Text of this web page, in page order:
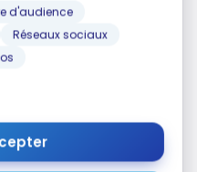
d'audience
Réseaux sociaux
majestueux avec une